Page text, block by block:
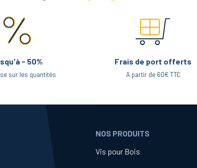
- 50%
sur les quantités
Frais de port offerts
A partir de 60€ TTC
NOS PRODUITS
Vis pour Bois